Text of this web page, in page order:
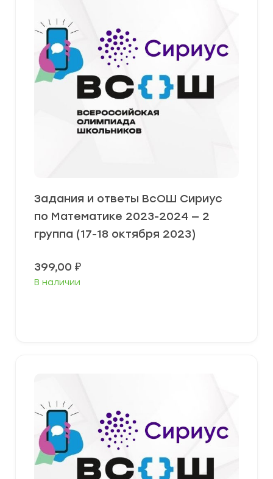
Задания и ответы ВсОШ Сириус
по Математике 2023-2024 — 2
группа (17-18 октября 2023)
399,00 ₽
В наличии